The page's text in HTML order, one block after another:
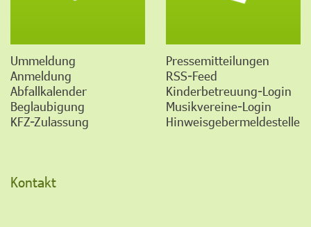
Ummeldung
Anmeldung
Abfallkalender
Beglaubigung
KFZ-Zulassung
Pressemitteilungen
RSS-Feed
Kinderbetreuung-Login
Musikvereine-Login
Hinweisgebermeldestelle
Kontakt